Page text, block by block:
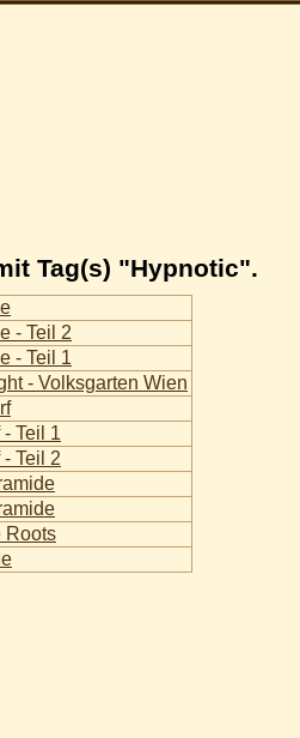
Tag(s) "Hypnotic".
- Teil 2
- Teil 1
- Volksgarten Wien
Teil 1
Teil 2
Roots